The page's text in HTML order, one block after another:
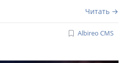
Читать
Albireo CMS